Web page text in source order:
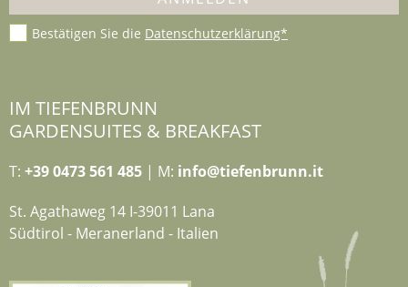
Bestätigen Sie die Datenschutzerklärung*
IM TIEFENBRUNN
GARDENSUITES & BREAKFAST
T: +39 0473 561 485 | M: info@tiefenbrunn.it
St. Agathaweg 14 I-39011 Lana
Südtirol - Meranerland - Italien